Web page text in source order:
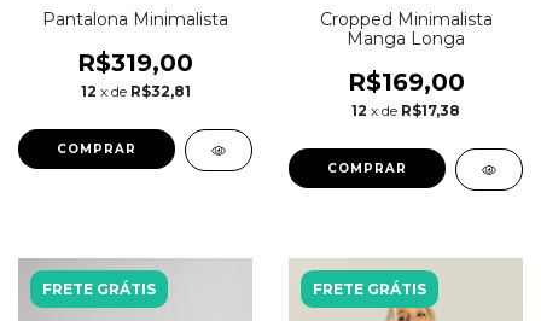
Pantalona Minimalista
R$319,00
12 x de R$32,81
COMPRAR
Cropped Minimalista
Manga Longa
R$169,00
12 x de R$17,38
COMPRAR
FRETE GRÁTIS FRETE GRÁTIS